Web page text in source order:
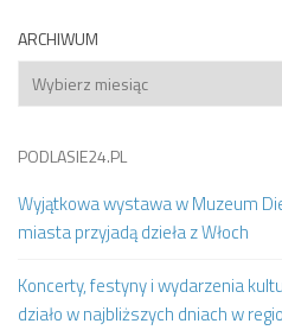
ARCHIWUM
Archiwum
PODLASIE24.PL
Wyjątkowa wystawa w Muzeum
miasta przyjadą dzieła z Włoch
Koncerty, festyny i wydarzenia
działo w najbliższych dniach w